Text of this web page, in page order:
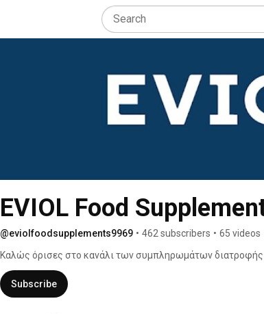
EVIOL Food
@eviolfoodsupplements9969 • 462 subscribers • 65 videos
Καλώς όρισες στο κανάλι των συμπληρωμάτων διατροφής
Subscribe